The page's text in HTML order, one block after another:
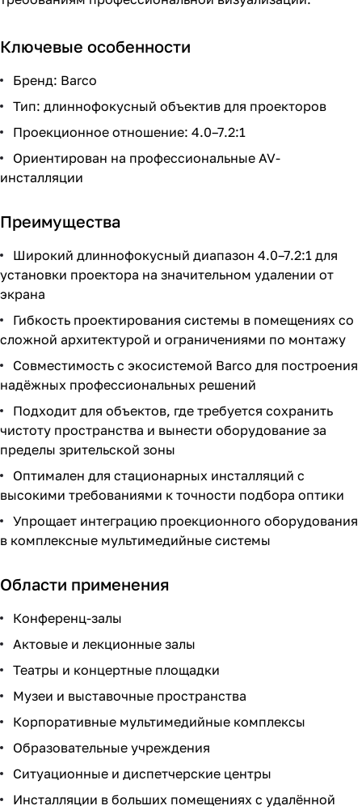
Ключевые особенности
Бренд: Barco
Тип: длиннофокусный объектив для проекторов
Проекционное отношение: 4.0–7.2:1
Ориентирован на профессиональные AV-
инсталляции
Преимущества
Широкий длиннофокусный диапазон 4.0–7.2:1 для
установки проектора на значительном удалении от
экрана
Гибкость проектирования системы в помещениях со
сложной архитектурой и ограничениями по монтажу
Совместимость с экосистемой Barco для построения
надёжных профессиональных решений
Подходит для объектов, где требуется сохранить
чистоту пространства и вынести оборудование за
пределы зрительской зоны
Оптимален для стационарных инсталляций с
высокими требованиями к точности подбора оптики
Упрощает интеграцию проекционного оборудования
в комплексные мультимедийные системы
Области применения
Конференц-залы
Актовые и лекционные залы
Театры и концертные площадки
Музеи и выставочные пространства
Корпоративные мультимедийные комплексы
Образовательные учреждения
Ситуационные и диспетчерские центры
Инсталляции в больших помещениях с удалённой